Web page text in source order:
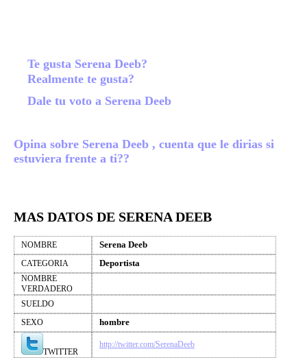
Te gusta Serena Deeb?
Realmente te gusta?
Dale tu voto a Serena Deeb
Opina sobre Serena Deeb , cuenta que le dirias si
estuviera frente a ti??
MAS DATOS DE SERENA DEEB
NOMBRE Serena Deeb
CATEGORIA Deportista
NOMBRE
VERDADERO
SUELDO
SEXO
hombre
TWITTER
http://twitter.com/SerenaDeeb